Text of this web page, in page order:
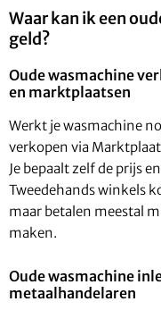
Waar kan ik een
geld?
Oude wasmachine
en marktplaatsen
Werkt je wasmachine
verkopen via
Je bepaalt zelf de prijs
Tweedehands winkels
maar betalen meestal
maken.
Oude wasmachine
metaalhandelaren